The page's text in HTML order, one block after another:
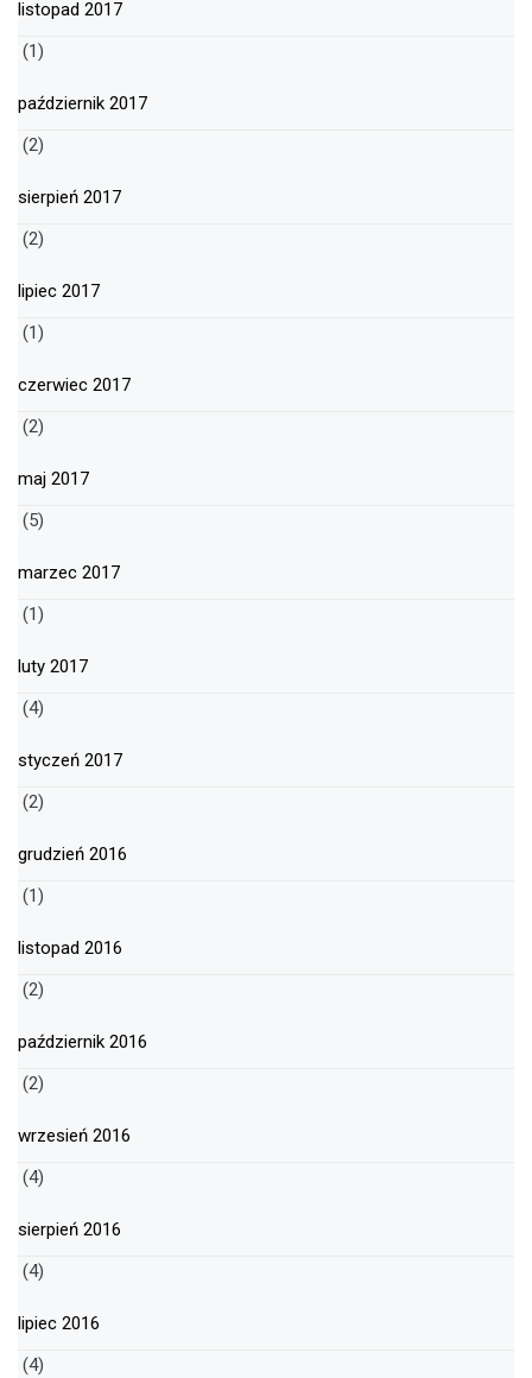
listopad 2017
(1)
październik 2017
(2)
sierpień 2017
(2)
lipiec 2017
(1)
czerwiec 2017
(2)
maj 2017
(5)
marzec 2017
(1)
luty 2017
(4)
styczeń 2017
(2)
grudzień 2016
(1)
listopad 2016
(2)
październik 2016
(2)
wrzesień 2016
(4)
sierpień 2016
(4)
lipiec 2016
(4)